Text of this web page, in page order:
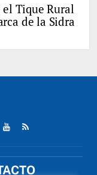
Tique Rural
de la Sidra